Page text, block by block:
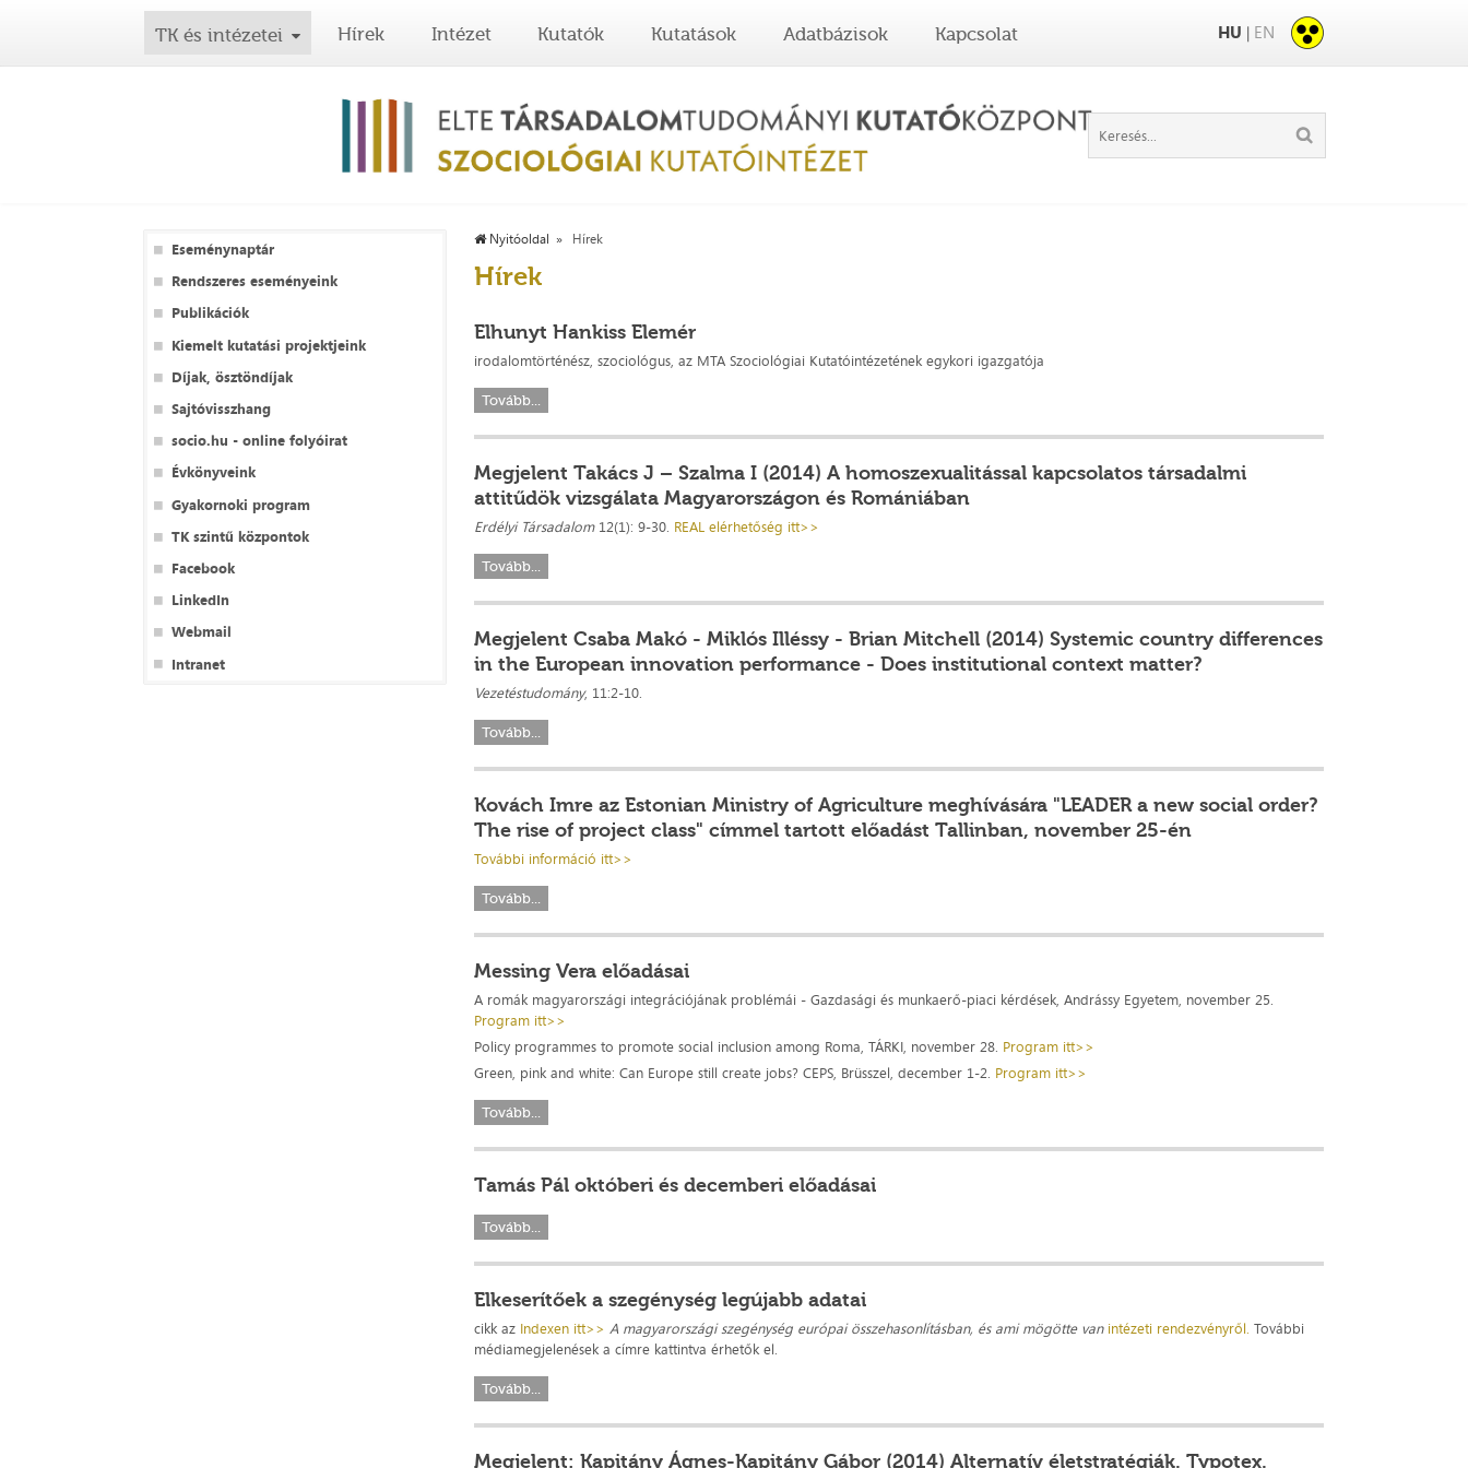
TK és intézetei Hírek Intézet Kutatók Kutatások Adatbázisok Kapcsolat HU | EN
Eseménynaptár
Rendszeres eseményeink
Publikációk
Kiemelt kutatási projektjeink
Díjak, ösztöndíjak
Sajtóvisszhang
socio.hu - online folyóirat
Évkönyveink
Gyakornoki program
TK szintű központok
Facebook
LinkedIn
Webmail
Intranet
Nyitóoldal Hírek
Hírek
Elhunyt Hankiss Elemér
irodalomtörténész, szociológus, az MTA Szociológiai Kutatóintézetének egykori igazgatója
Tovább...
Megjelent Takács J – Szalma I (2014) A homoszexualitással kapcsolatos társadalmi
attitűdök vizsgálata Magyarországon és Romániában
Erdélyi Társadalom12(1): 9-30. REAL elérhetőség itt>>
Tovább...
Megjelent Csaba Makó - Miklós Illéssy - Brian Mitchell (2014) Systemic country differences
in the European innovation performance - Does institutional context matter?
Vezetéstudomány, 11:2-10.
Tovább...
Kovách Imre az Estonian Ministry of Agriculture meghívására "LEADER a new social order?
The rise of project class" címmel tartott előadást Tallinban, november 25-én
További információ itt>>
Tovább...
Messing Vera előadásai
A romák magyarországi integrációjának problémái - Gazdasági és munkaerő-piaci kérdések, Andrássy Egyetem, november 25.
Program itt>>
Policy programmes to promote social inclusion among Roma, TÁRKI, november 28. Program itt>>
Green, pink and white: Can Europe still create jobs? CEPS, Brüsszel, december 1-2. Program itt>>
Tovább...
Tamás Pál októberi és decemberi előadásai
Tovább...
Elkeserítőek a szegénység legújabb adatai
cikk az Indexen itt>> A magyarországi szegénység európai összehasonlításban, és ami mögötte van intézeti rendezvényről.További
médiamegjelenések a címre kattintva érhetők el.
Tovább...
Megjelent: Kapitány Ágnes-Kapitány Gábor (2014) Alternatív életstratégiák. Typotex.